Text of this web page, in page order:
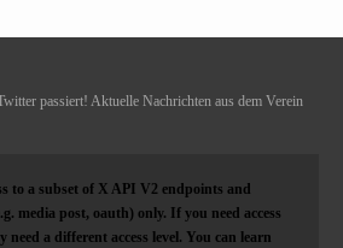
passiert! Aktuelle Nachrichten aus dem Verein
to a subset of X API V2 endpoints and
media post, oauth) only. If you need access
a different access level. You can learn